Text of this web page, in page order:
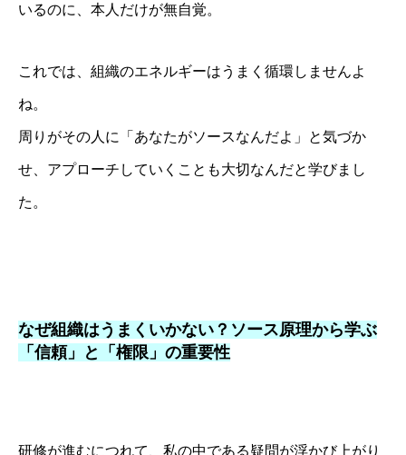
いるのに、本人だけが無自覚。
これでは、組織のエネルギーはうまく循環しませんよ
ね。
周りがその人に「あなたがソースなんだよ」と気づか
せ、アプローチしていくことも大切なんだと学びまし
た。
なぜ組織はうまくいかない？ソース原理から学ぶ
「信頼」と「権限」の重要性
研修が進むにつれて、私の中である疑問が浮かび上がり